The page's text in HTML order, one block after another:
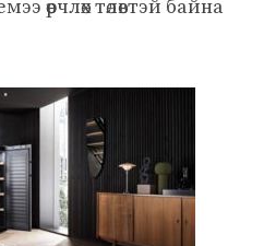
өөрчлөх төлөвтэй байна